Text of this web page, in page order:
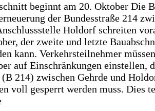
beginnt am 20. Oktober Die
der Bundesstraße 214
Holdorf schreiten
der zweite und letzte
kann. Verkehrsteilnehmer
auf Einschränkungen einstellen,
214) zwischen Gehrde und
voll gesperrt werden muss. Dies